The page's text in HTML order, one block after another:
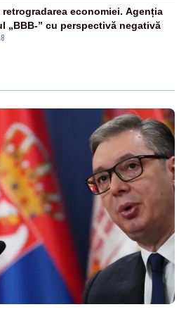
retrogradarea economiei. Agenția
„BBB-” cu perspectivă negativă